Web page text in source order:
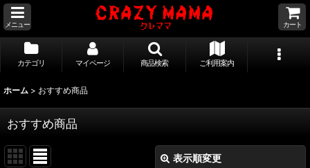
メニュー カート
カテゴリ マイページ 商品検索 ご利用案内
ホーム > おすすめ商品
おすすめ商品
表示順変更